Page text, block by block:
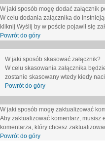
W jaki sposób mogę dodać załącznik
W celu dodania załącznika do
kliknij Wyślij by w poście pojawił się
Powrót do góry
W jaki sposób skasować załącznik?
W celu skasowania załącznika
zostanie skasowany wtedy kiedy
Powrót do góry
W jaki sposób mogę zaktualizować
Aby zaktualizować komentarz,
komentarza, który chcesz
Powrót do góry